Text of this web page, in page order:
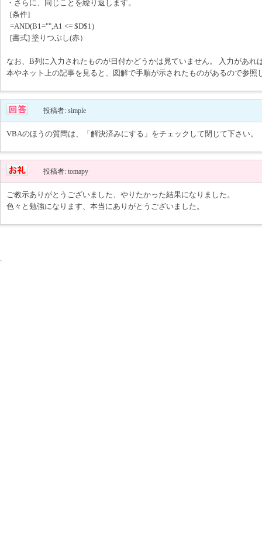
・さらに、同じことを繰り返します。
[条件]
=AND(B1="",A1 <= $D$1)
[書式] 塗りつぶし(赤）
なお、B列に入力されたものが日付かどうかは見ていません。 入力があれ
本やネット上の記事を見ると、図解で手順が示されたものがあるので参照
投稿者: simple
VBAのほうの質問は、「解決済みにする」をチェックして閉じて下さい。
投稿者: tomapy
ご教示ありがとうございました、やりたかった結果になりました。
色々と勉強になります、本当にありがとうございました。